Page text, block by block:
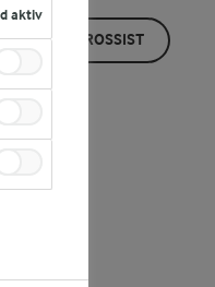
KÖP HOS GROSSIST
aktiv